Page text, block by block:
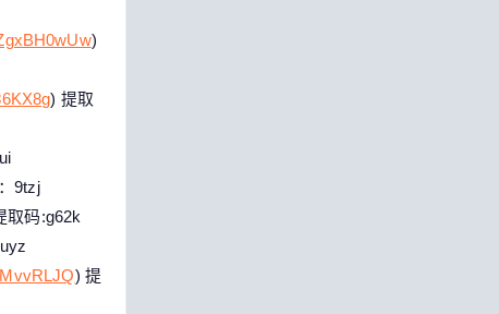
)
) 提取
9tzj
取码:g62k
) 提